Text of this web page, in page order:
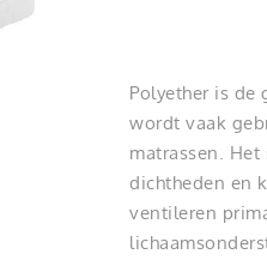
Polyether is de
wordt vaak
matrassen.
dichtheden en
ventileren